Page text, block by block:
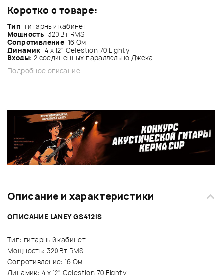
Коротко о товаре:
Тип: гитарный кабинет
Мощность: 320 Вт RMS
Сопротивление: 16 Ом
Динамик: 4 x 12" Celestion 70 Eighty
Входы: 2 соединенных параллельно Джека
Подробное описание
Описание и характеристики
ОПИСАНИЕ LANEY GS412IS
Тип: гитарный кабинет
Мощность: 320 Вт RMS
Сопротивление: 16 Ом
Динамик: 4 x 12" Celestion 70 Eighty